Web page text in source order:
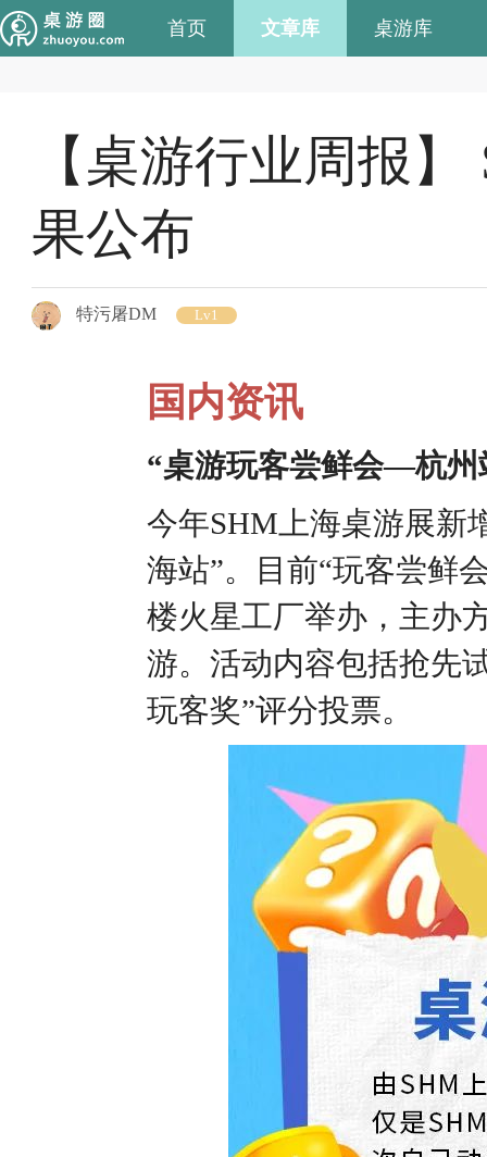
首页 文章库 桌游库
【桌游行业周报
果公布
特污屠DM Lv1
国内资讯
“桌游玩客尝鲜会—杭州
今年SHM上海桌游展新
海站”。目前“玩客尝鲜
楼火星工厂举办，主办
游。活动内容包括抢先
玩客奖”评分投票。